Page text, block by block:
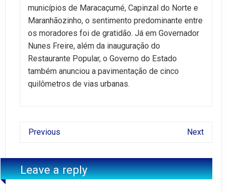
municípios de Maracaçumé, Capinzal do Norte e
Maranhãozinho, o sentimento predominante entre
os moradores foi de gratidão. Já em Governador
Nunes Freire, além da inauguração do
Restaurante Popular, o Governo do Estado
também anunciou a pavimentação de cinco
quilômetros de vias urbanas.
Previous Next
Leave a reply